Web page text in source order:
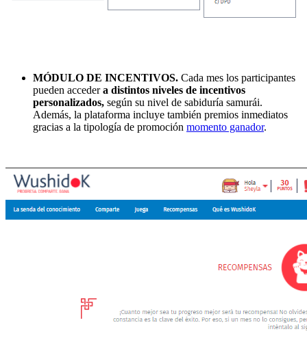
MÓDULO DE INCENTIVOS. Cada mes los participantes
pueden accedera distintos niveles de incentivos
personalizados, según su nivel de sabiduría samurái.
Además, la plataforma incluye también premios inmediatos
gracias a la tipología de promoción momento ganador.